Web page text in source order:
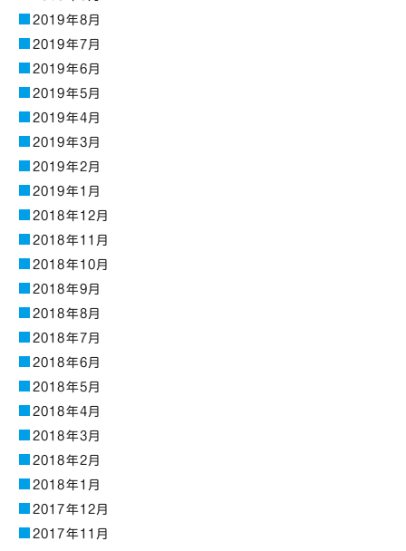
2019年8月
2019年7月
2019年6月
2019年5月
2019年4月
2019年3月
2019年2月
2019年1月
2018年12月
2018年11月
2018年10月
2018年9月
2018年8月
2018年7月
2018年6月
2018年5月
2018年4月
2018年3月
2018年2月
2018年1月
2017年12月
2017年11月